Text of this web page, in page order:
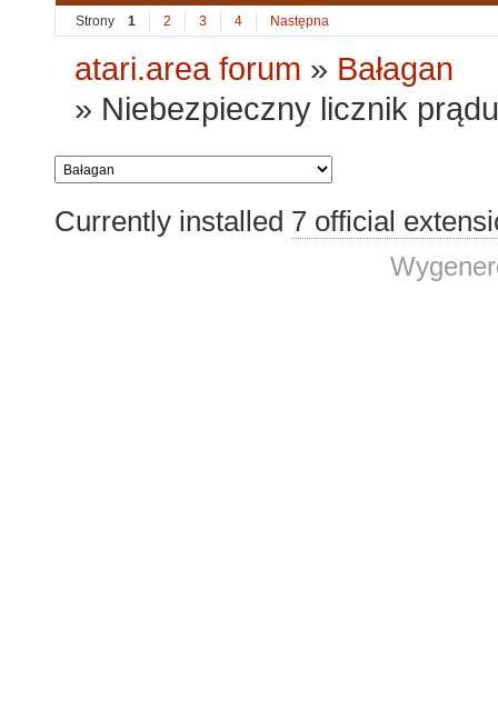
Strony 1 2 3 4 Następna
atari.area forum » Bałagan
» Niebezpieczny licznik
Currently installed 7 official